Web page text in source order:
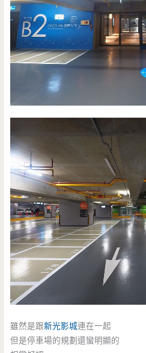
雖然是跟新光影城連在一起
但是停車場的規劃還蠻明顯的